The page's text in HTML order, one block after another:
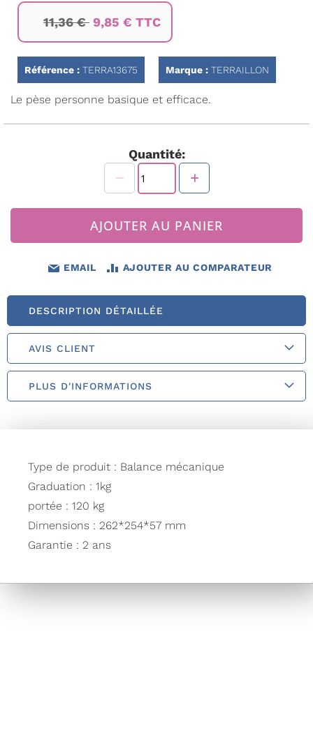
Passer
début
11,36 € 9,85 € TTC
Référence : TERRA13675 Marque : TERRAILLON
Le pèse personne basique et efficace.
Quantité:
AJOUTER AU PANIER
EMAIL AJOUTER AU COMPARATEUR
DESCRIPTION DÉTAILLÉE
AVIS CLIENT
PLUS D'INFORMATIONS
Type de produit : Balance mécanique
Graduation : 1kg
portée : 120 kg
Dimensions : 262*254*57 mm
Garantie : 2 ans